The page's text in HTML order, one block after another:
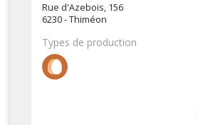
Rue d'Azebois, 156
6230 - Thiméon
Types de production